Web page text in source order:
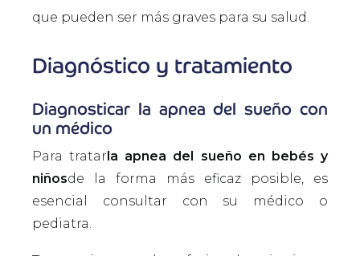
que pueden ser más graves para su salud.
Diagnóstico y tratamiento
Diagnosticar la apnea del sueño con
un médico
Para tratar la apnea del sueño en bebés y
niñosde la forma más eficaz posible, es
esencial consultar con su médico o
pediatra.